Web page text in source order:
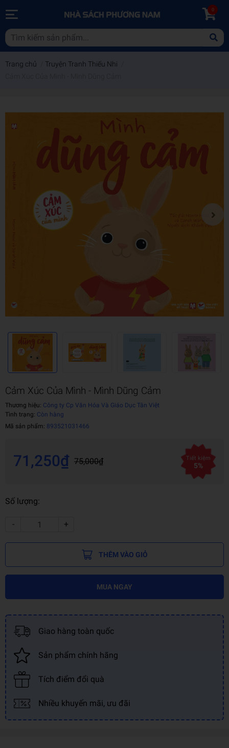
0
Trang chủ Truyện Tranh Thiếu Nhi
Cảm Xúc Của Mình - Mình Dũng Cảm
Thương hiệu: Công ty Cp Văn Hóa Và Giáo Dục Tân Việt
Tình trạng: Còn hàng
Mã sản phẩm: 893521031466
71,250₫ 75,000₫ Tiết kiệm
5%
Số lượng:
- +
THÊM VÀO GIỎ
MUA NGAY
Giao hàng toàn quốc
Sản phẩm chính hãng
Tích điểm đổi quà
Nhiều khuyến mãi, ưu đãi